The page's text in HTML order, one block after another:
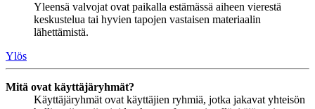
Yleensä valvojat ovat paikalla estämässä aiheen vierestä
keskustelua tai hyvien tapojen vastaisen materiaalin
lähettämistä.
Ylös
Mitä ovat käyttäjäryhmät?
Käyttäjäryhmät ovat käyttäjien ryhmiä, jotka jakavat yhteisön